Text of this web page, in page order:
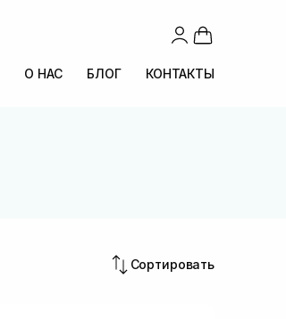
О НАС БЛОГ КОНТАКТЫ
Сортировать